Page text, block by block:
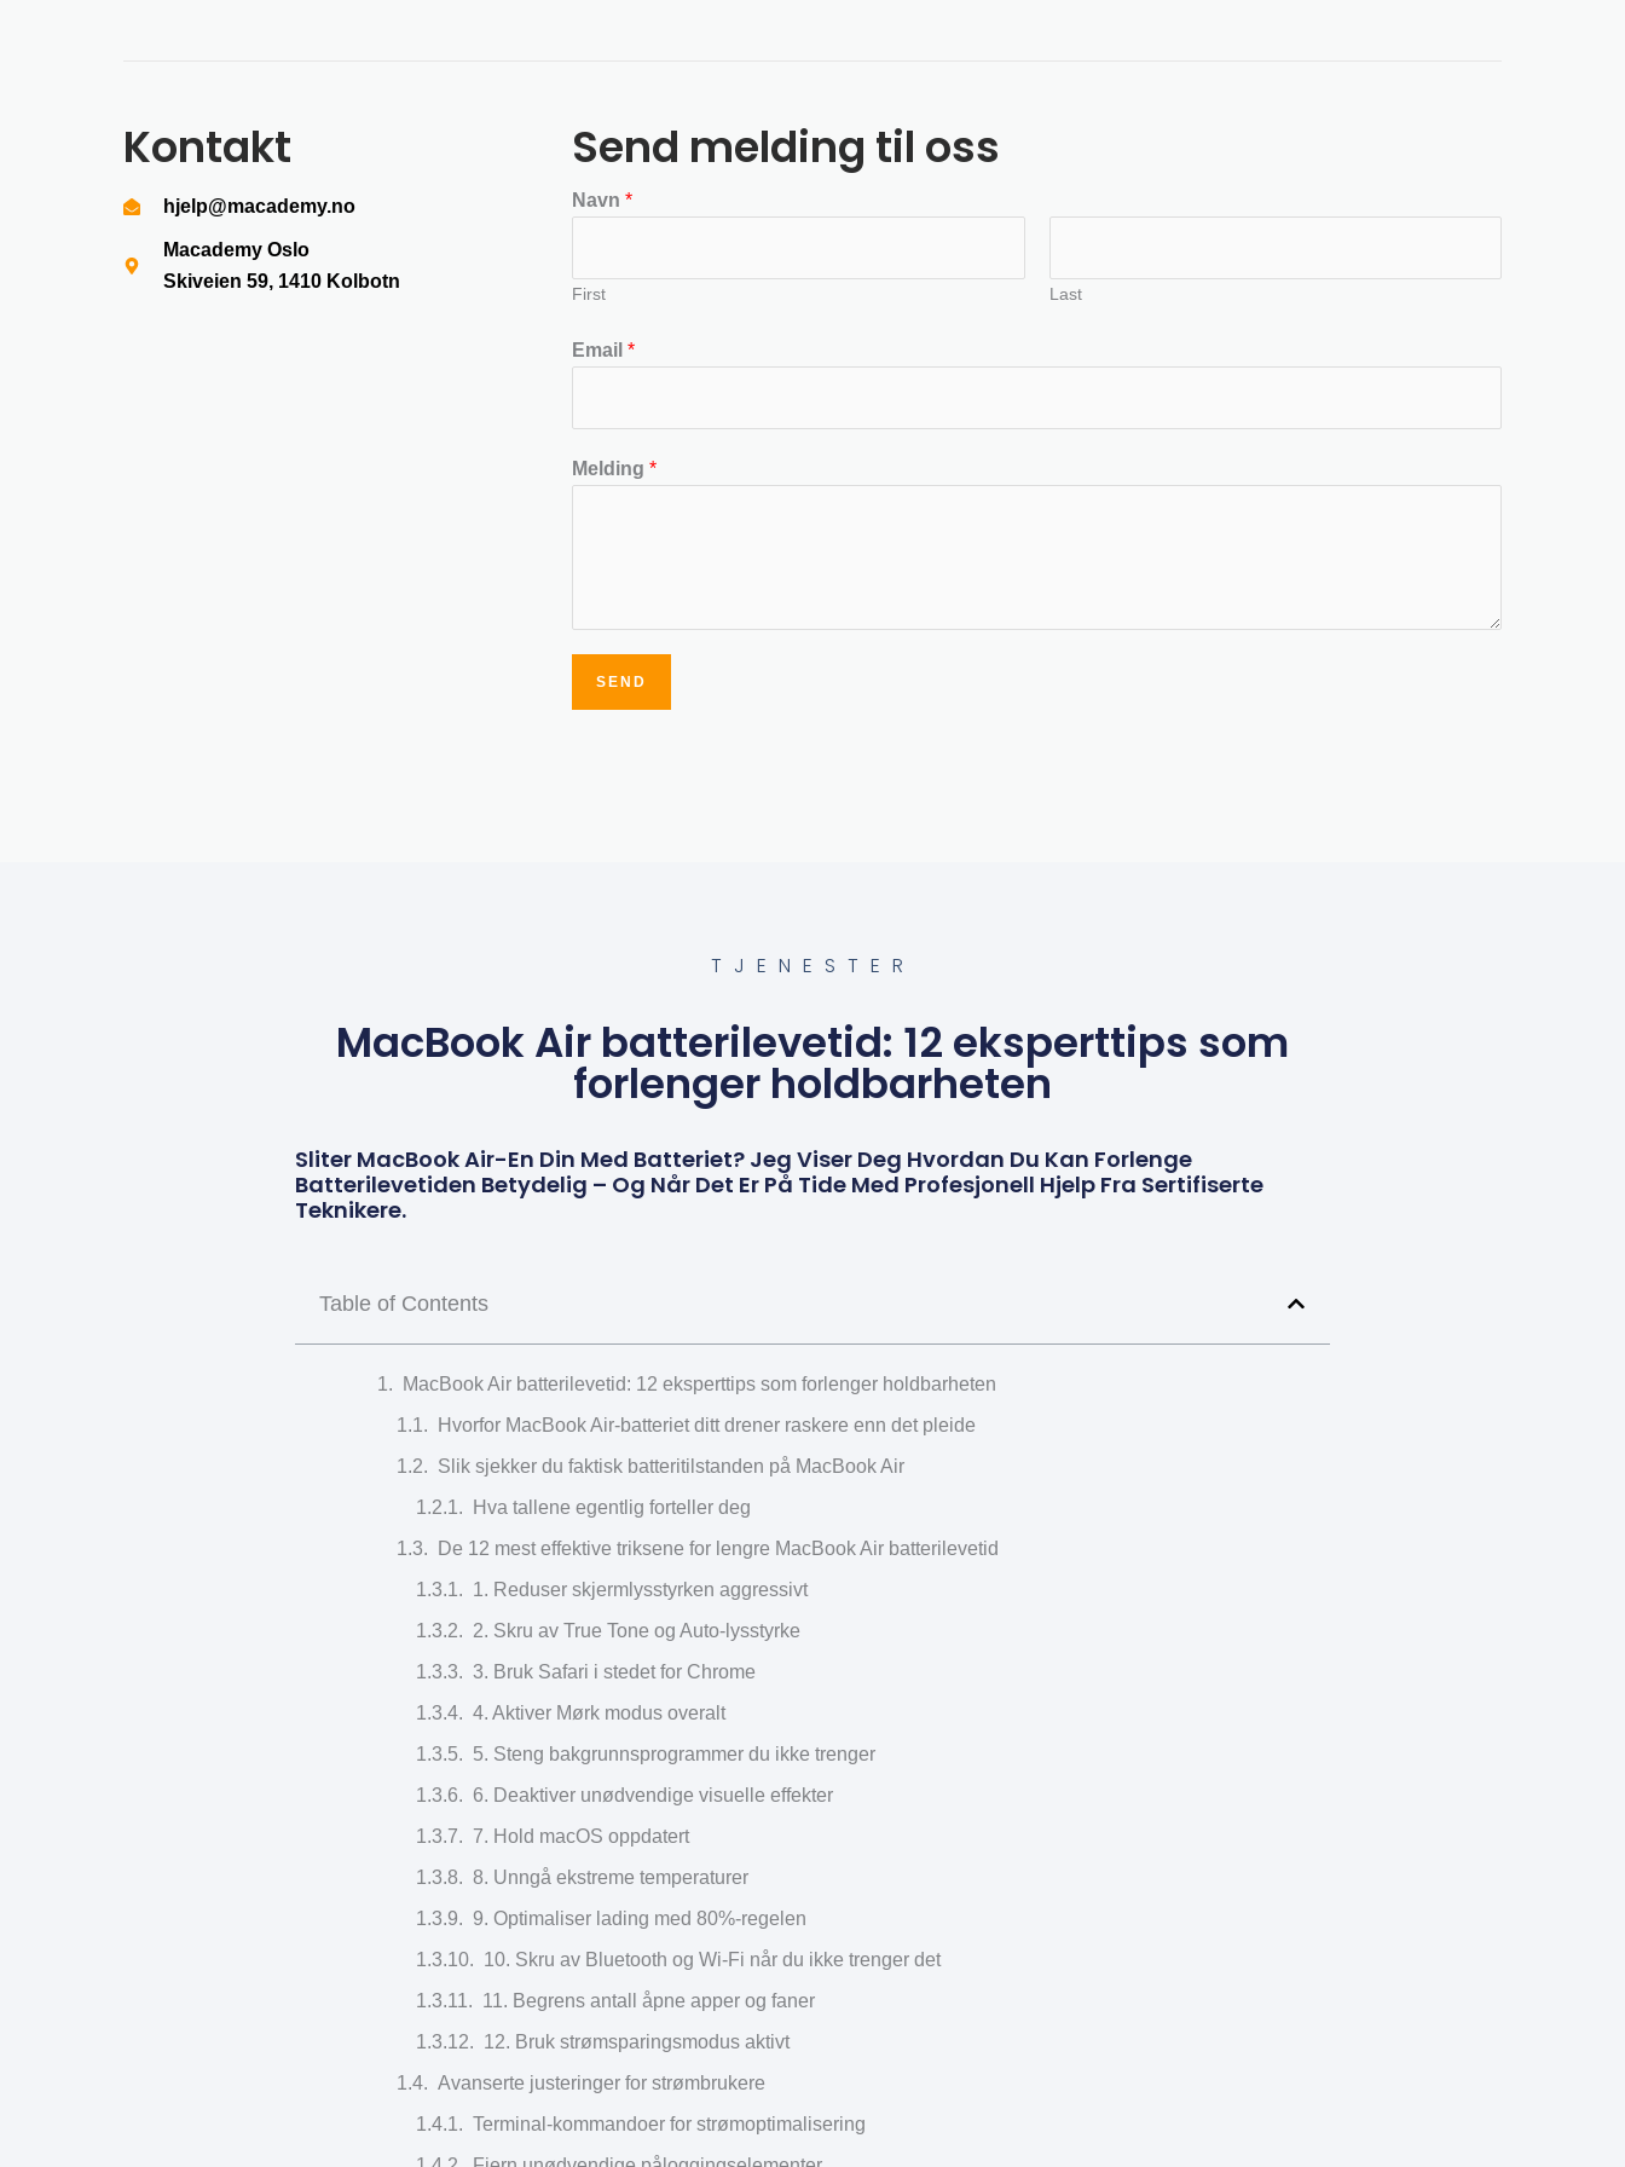
Kontakt
hjelp@macademy.no
Macademy Oslo
Skiveien 59, 1410 Kolbotn
Send melding til oss
Navn*
First Last
Email*
Melding*
SEND
TJENESTER
MacBook Air batterilevetid: 12 eksperttips som
forlenger holdbarheten
Sliter MacBook Air-En Din Med Batteriet? Jeg Viser Deg Hvordan Du Kan Forlenge
Batterilevetiden Betydelig – Og Når Det Er På Tide Med Profesjonell Hjelp Fra Sertifiserte
Teknikere.
Table of Contents
MacBook Air batterilevetid: 12 eksperttips som forlenger holdbarheten
Hvorfor MacBook Air-batteriet ditt drener raskere enn det pleide
Slik sjekker du faktisk batteritilstanden på MacBook Air
Hva tallene egentlig forteller deg
De 12 mest effektive triksene for lengre MacBook Air batterilevetid
1. Reduser skjermlysstyrken aggressivt
2. Skru av True Tone og Auto-lysstyrke
3. Bruk Safari i stedet for Chrome
4. Aktiver Mørk modus overalt
5. Steng bakgrunnsprogrammer du ikke trenger
6. Deaktiver unødvendige visuelle effekter
7. Hold macOS oppdatert
8. Unngå ekstreme temperaturer
9. Optimaliser lading med 80%-regelen
10. Skru av Bluetooth og Wi-Fi når du ikke trenger det
11. Begrens antall åpne apper og faner
12. Bruk strømsparingsmodus aktivt
Avanserte justeringer for strømbrukere
Terminal-kommandoer for strømoptimalisering